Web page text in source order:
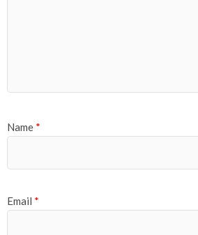
Name *
Email *